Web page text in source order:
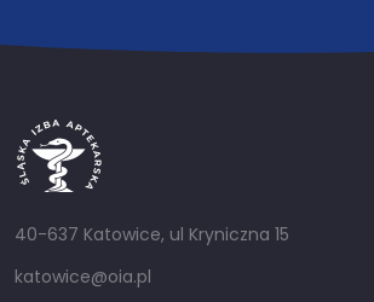
40-637 Katowice, ul Kryniczna 15
katowice@oia.pl